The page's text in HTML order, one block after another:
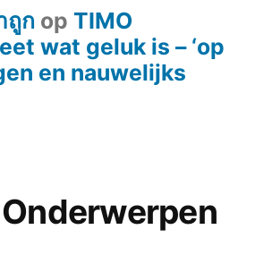
ถูก op TIMO
wat geluk is – ‘op
en nauwelijks